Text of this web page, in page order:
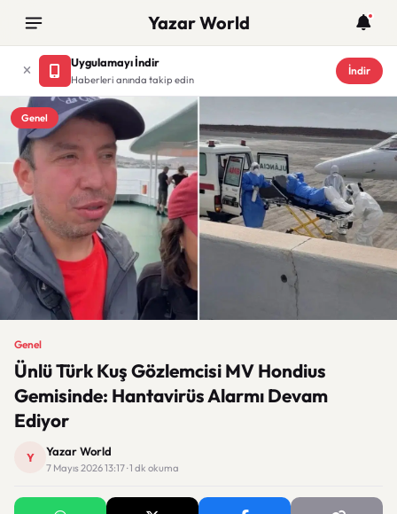
Yazar World
Uygulamayı İndir
Haberleri anında takip edin
İndir
Genel
Genel
Ünlü Türk Kuş Gözlemcisi MV Hondius
Gemisinde: Hantavirüs Alarmı Devam
Ediyor
Y Yazar World
7 Mayıs 2026 13:17 · 1 dk okuma